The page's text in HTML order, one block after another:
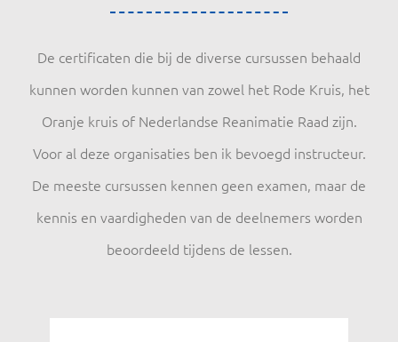
De certificaten die bij de diverse cursussen behaald
kunnen worden kunnen van zowel het Rode Kruis, het
Oranje kruis of Nederlandse Reanimatie Raad zijn.
Voor al deze organisaties ben ik bevoegd instructeur.
De meeste cursussen kennen geen examen, maar de
kennis en vaardigheden van de deelnemers worden
beoordeeld tijdens de lessen.